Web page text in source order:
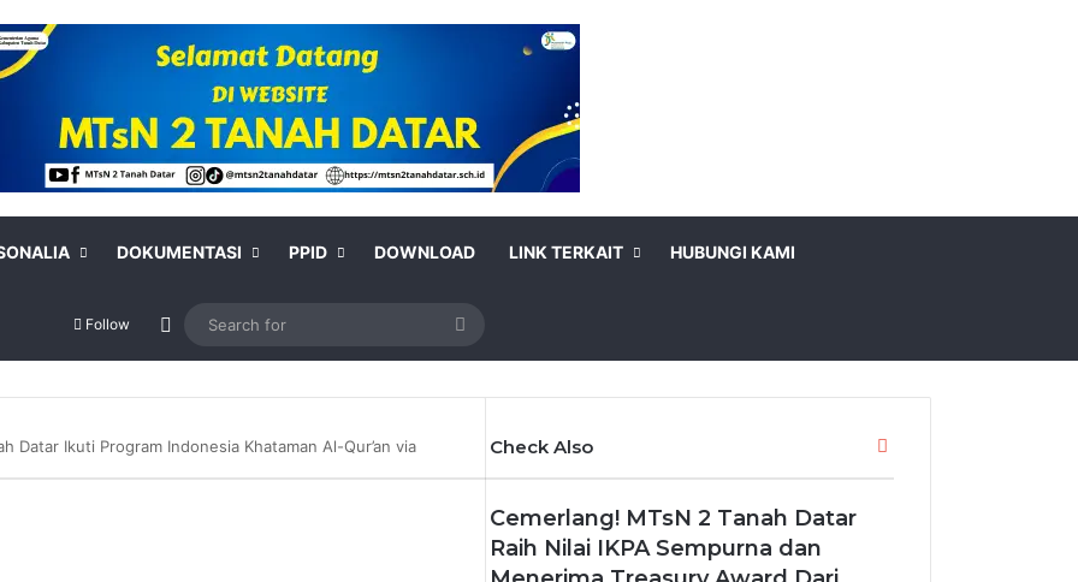
DOKUMENTASI PPID DOWNLOAD LINK TERKAIT HUBUNGI KAMI
Follow Switch skin
for
Datar Ikuti Program Indonesia Khataman Al-Qur’an via
Check Also Close
Cemerlang! MTsN 2 Tanah Datar
Raih Nilai IKPA Sempurna dan